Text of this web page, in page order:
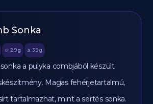
Sonka
🥔 2.9g 🫒 3.9 g
a pulyka combjából készült
Magas fehérjetartalmú,
tartalmazhat, mint a sertés sonka.